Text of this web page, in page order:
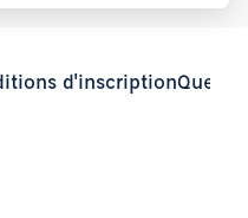
d'inscription